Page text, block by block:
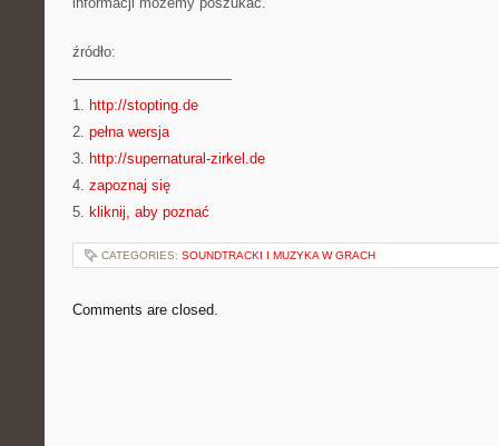
źródło:
———————————
1. http://stopting.de
2. pełna wersja
3. http://supernatural-zirkel.de
4. zapoznaj się
5. kliknij, aby poznać
CATEGORIES: SOUNDTRACKI I MUZYKA W GRACH
Comments are closed.